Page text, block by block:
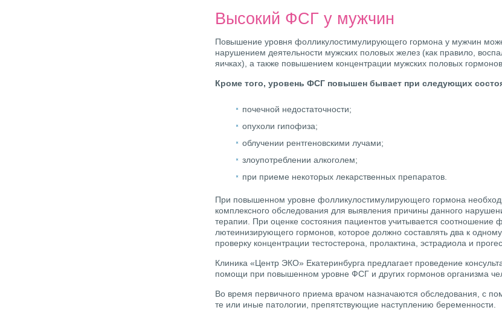
Высокий ФСГ у мужчин
Повышение уровня фолликулостимулирующего гормона у мужчин
нарушением деятельности мужских половых желез (как правило,
яичках), а также повышением концентрации мужских половых гормонов.
Кроме того, уровень ФСГ повышен бывает при следующих
почечной недостаточности;
опухоли гипофиза;
облучении рентгеновскими лучами;
злоупотреблении алкоголем;
при приеме некоторых лекарственных препаратов.
При повышенном уровне фолликулостимулирующего гормона
комплексного обследования для выявления причины данного
терапии. При оценке состояния пациентов учитывается соотношение
лютеинизирующего гормонов, которое должно составлять два к
проверку концентрации тестостерона, пролактина, эстрадиола и
Клиника «Центр ЭКО» Екатеринбурга предлагает проведение
помощи при повышенном уровне ФСГ и других гормонов организма
Во время первичного приема врачом назначаются обследования, с
те или иные патологии, препятствующие наступлению беременности.